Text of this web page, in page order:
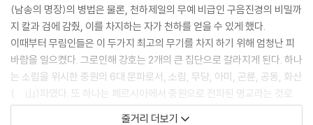
(남송의 명장)의 병법은 물론, 천하제일의 무예 비급인 구음진경의 비밀까
지 칼과 검에 감췄, 이를 차지하는 자가 천하를 얻을 수 있게 했다.
이때부터 무림인들은 이 두가지 최고의 무기를 차지 하기 위해 엄청난 피
바람을 일으켰다. 그로인해 강호는 2개의 큰 집단으로 갈라지게 된다. 하나
는 소림을 위시한 중원의 6대 문파로서, 소림, 무당, 아미, 곤륜, 공동, 화산
( 山)파였다. 또 하나는 페르시아에서 중원으로 전파된 명교라는 것로
서, 중원의 무림인들은 그들을 '마교'라 불렀다. 응왕이 이끄는 명교는 당시
줄거리 더보기